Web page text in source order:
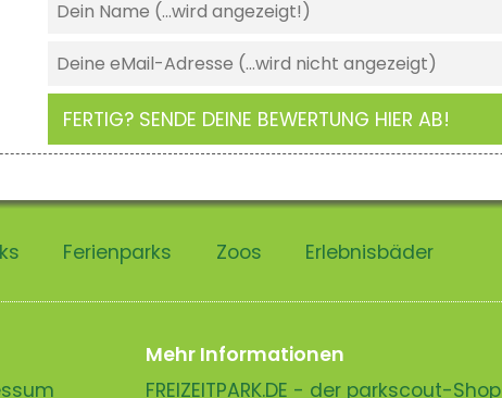
FERTIG? SENDE DEINE BEWERTUNG HIER AB!
Ferienparks Zoos Erlebnisbäder
Mehr Informationen
FREIZEITPARK.DE - der parkscout-Shop